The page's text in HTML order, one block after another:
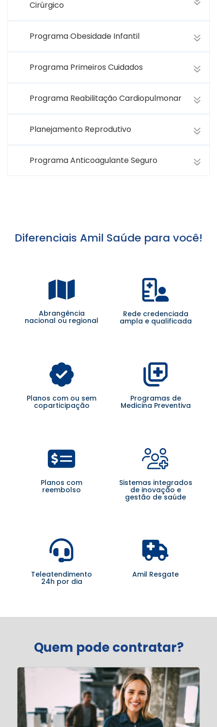
Cirúrgico
Programa Obesidade Infantil
Programa Primeiros Cuidados
Programa Reabilitação Cardiopulmonar
Planejamento Reprodutivo
Programa Anticoagulante Seguro
Diferenciais Amil Saúde para você!
Abrangência
nacional ou regional
Rede credenciada
ampla e qualificada
Planos com ou sem
coparticipação
Programas de
Medicina Preventiva
Planos com
reembolso
Sistemas integrados
de inovação e
gestão de saúde
Teleatendimento
24h por dia
Amil Resgate
Quem pode contratar?